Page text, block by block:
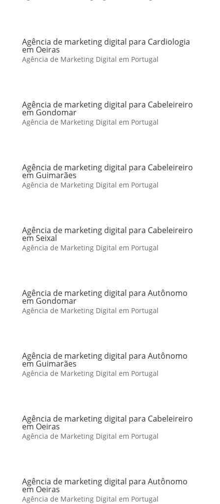
Agência de marketing digital para Cardiologia
em Oeiras
Agência de Marketing Digital em Portugal
Agência de marketing digital para Cabeleireiro
em Gondomar
Agência de Marketing Digital em Portugal
Agência de marketing digital para Cabeleireiro
em Guimarães
Agência de Marketing Digital em Portugal
Agência de marketing digital para Cabeleireiro
em Seixal
Agência de Marketing Digital em Portugal
Agência de marketing digital para Autônomo
em Gondomar
Agência de Marketing Digital em Portugal
Agência de marketing digital para Autônomo
em Guimarães
Agência de Marketing Digital em Portugal
Agência de marketing digital para Cabeleireiro
em Oeiras
Agência de Marketing Digital em Portugal
Agência de marketing digital para Autônomo
em Oeiras
Agência de Marketing Digital em Portugal